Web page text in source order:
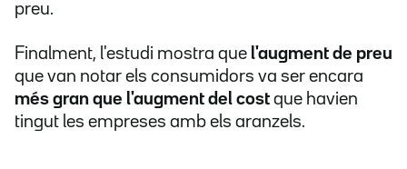
preu.
Finalment, l'estudi mostra que l'augment de preu
que van notar els consumidors va ser encara
més gran que l'augment del cost que havien
tingut les empreses amb els aranzels.